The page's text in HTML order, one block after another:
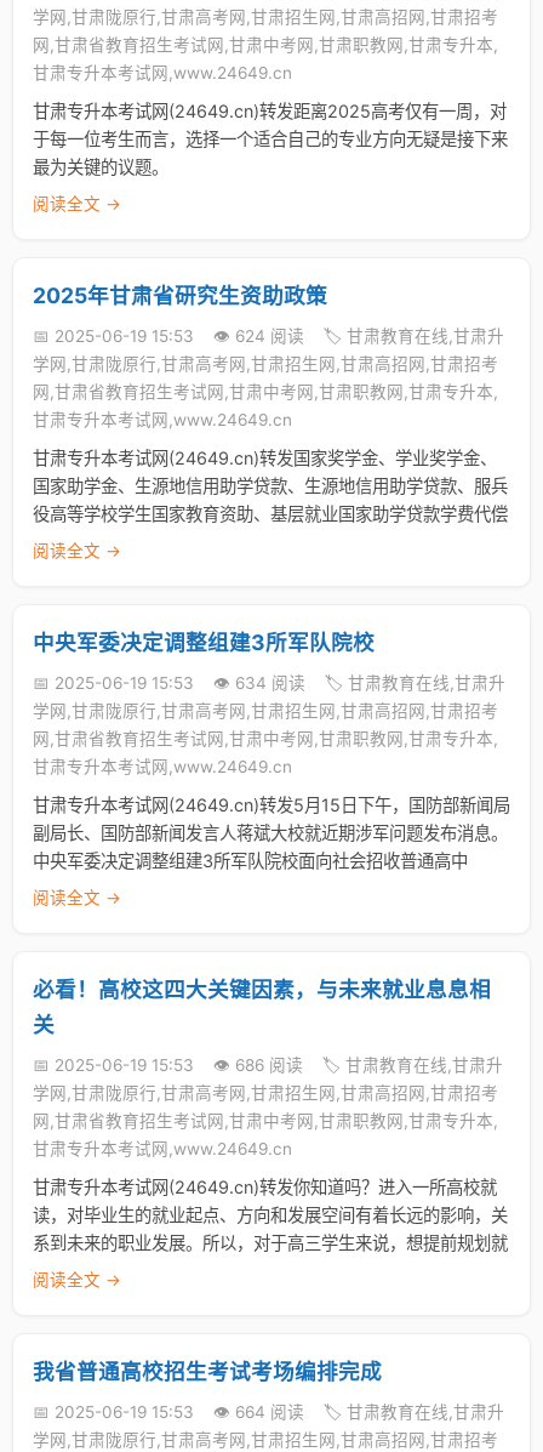
学网,甘肃陇原行,甘肃高考网,甘肃招生网,甘肃高招网,甘肃招考
网,甘肃省教育招生考试网,甘肃中考网,甘肃职教网,甘肃专升本,
甘肃专升本考试网,www.24649.cn
甘肃专升本考试网(24649.cn)转发距离2025高考仅有一周，对
于每一位考生而言，选择一个适合自己的专业方向无疑是接下来
最为关键的议题。
阅读全文 →
2025年甘肃省研究生资助政策
📅 2025-06-19 15:53 👁️ 624 阅读
🏷️ 甘肃教育在线,甘肃升
学网,甘肃陇原行,甘肃高考网,甘肃招生网,甘肃高招网,甘肃招考
网,甘肃省教育招生考试网,甘肃中考网,甘肃职教网,甘肃专升本,
甘肃专升本考试网,www.24649.cn
甘肃专升本考试网(24649.cn)转发国家奖学金、学业奖学金、
国家助学金、生源地信用助学贷款、生源地信用助学贷款、服兵
役高等学校学生国家教育资助、基层就业国家助学贷款学费代偿
阅读全文 →
中央军委决定调整组建3所军队院校
📅 2025-06-19 15:53 👁️ 634 阅读
🏷️ 甘肃教育在线,甘肃升
学网,甘肃陇原行,甘肃高考网,甘肃招生网,甘肃高招网,甘肃招考
网,甘肃省教育招生考试网,甘肃中考网,甘肃职教网,甘肃专升本,
甘肃专升本考试网,www.24649.cn
甘肃专升本考试网(24649.cn)转发5月15日下午，国防部新闻局
副局长、国防部新闻发言人蒋斌大校就近期涉军问题发布消息。
中央军委决定调整组建3所军队院校面向社会招收普通高中
阅读全文 →
必看！高校这四大关键因素，与未来就业息息相
关
📅 2025-06-19 15:53 👁️ 686 阅读
🏷️ 甘肃教育在线,甘肃升
学网,甘肃陇原行,甘肃高考网,甘肃招生网,甘肃高招网,甘肃招考
网,甘肃省教育招生考试网,甘肃中考网,甘肃职教网,甘肃专升本,
甘肃专升本考试网,www.24649.cn
甘肃专升本考试网(24649.cn)转发你知道吗？进入一所高校就
读，对毕业生的就业起点、方向和发展空间有着长远的影响，关
系到未来的职业发展。所以，对于高三学生来说，想提前规划就
阅读全文 →
我省普通高校招生考试考场编排完成
📅 2025-06-19 15:53 👁️ 664 阅读
🏷️ 甘肃教育在线,甘肃升
学网,甘肃陇原行,甘肃高考网,甘肃招生网,甘肃高招网,甘肃招考